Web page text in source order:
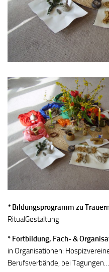
* Bildungsprogramm zu
RitualGestaltung
* Fortbildung, Fach- &
in Organisationen:
Berufsverbände, bei Tagungen…